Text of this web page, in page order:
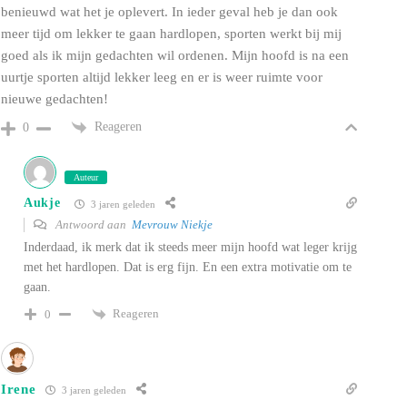
benieuwd wat het je oplevert. In ieder geval heb je dan ook
meer tijd om lekker te gaan hardlopen, sporten werkt bij mij
goed als ik mijn gedachten wil ordenen. Mijn hoofd is na een
uurtje sporten altijd lekker leeg en er is weer ruimte voor
nieuwe gedachten!
0 Reageren
Auteur
Aukje 3 jaren geleden
Antwoord aan Mevrouw Niekje
Inderdaad, ik merk dat ik steeds meer mijn hoofd wat leger krijg
met het hardlopen. Dat is erg fijn. En een extra motivatie om te
gaan.
0
Reageren
Irene 3 jaren geleden